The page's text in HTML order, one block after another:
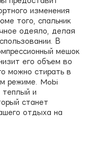
изменения
того, спальник
одеяло, делая
В
мешок
его объем во
можно стирать в
режиме. Mobi
теплый и
станет
отдыха на